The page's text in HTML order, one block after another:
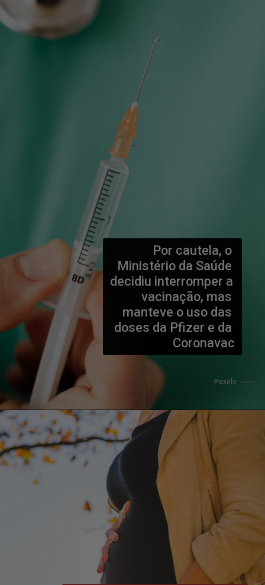
Por cautela, o
Ministério da Saúde
decidiu interromper a
vacinação, mas
manteve o uso das
doses da Pfizer e da
Coronavac
Pexels